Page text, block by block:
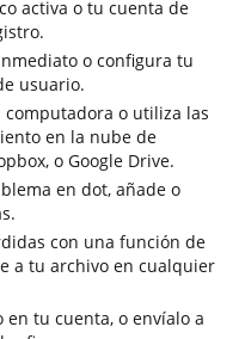
activa o tu cuenta de
o configura tu
usuario.
o utiliza las
en la nube de
o Google Drive.
en dot, añade o
con una función de
a tu archivo en cualquier
en tu cuenta, o envíalo a